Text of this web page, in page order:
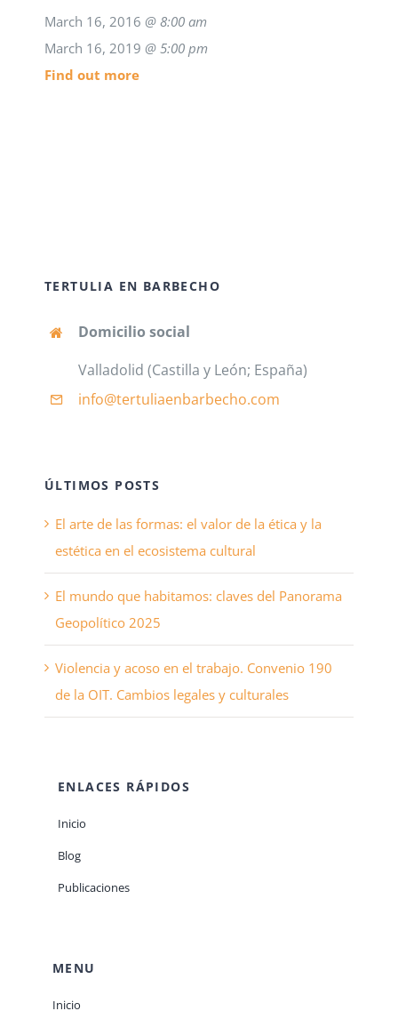
March 16, 2016 @ 8:00 am
March 16, 2019 @ 5:00 pm
Find out more
TERTULIA EN BARBECHO
Domicilio social
Valladolid (Castilla y León; España)
info@tertuliaenbarbecho.com
ÚLTIMOS POSTS
El arte de las formas: el valor de la ética y la
estética en el ecosistema cultural
El mundo que habitamos: claves del Panorama
Geopolítico 2025
Violencia y acoso en el trabajo. Convenio 190
de la OIT. Cambios legales y culturales
ENLACES RÁPIDOS
Inicio
Blog
Publicaciones
MENU
Inicio